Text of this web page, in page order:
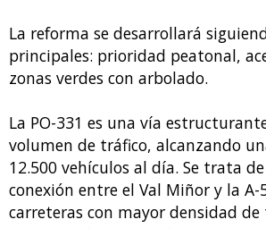
La reforma se desarrollará
principales: prioridad peatonal,
zonas verdes con arbolado.
La PO-331 es una vía
volumen de tráfico, alcanzando
12.500 vehículos al día. Se trata
conexión entre el Val Miñor y la A-
carreteras con mayor densidad